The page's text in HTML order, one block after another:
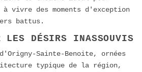
vivre des moments d'exception
battus.
LES DÉSIRS INASSOUVIS
Sainte-Benoite, ornées
typique de la région,